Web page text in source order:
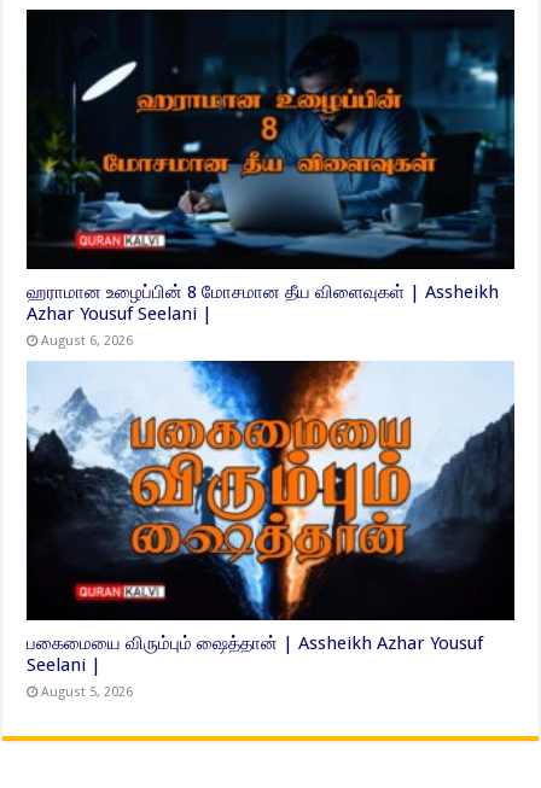
ஹராமான உழைப்பின் 8 மோசமான தீய விளைவுகள் | Assheikh
Azhar Yousuf Seelani |
August 6, 2026
பகைமையை விரும்பும் ஷைத்தான் | Assheikh Azhar Yousuf
Seelani |
August 5, 2026